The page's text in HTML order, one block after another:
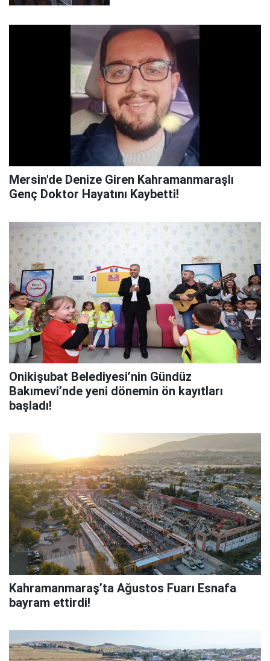
Mersin'de Denize Giren Kahramanmaraşlı
Genç Doktor Hayatını Kaybetti!
Onikişubat Belediyesi’nin Gündüz
Bakımevi’nde yeni dönemin ön kayıtları
başladı!
Kahramanmaraş’ta Ağustos Fuarı Esnafa
bayram ettirdi!